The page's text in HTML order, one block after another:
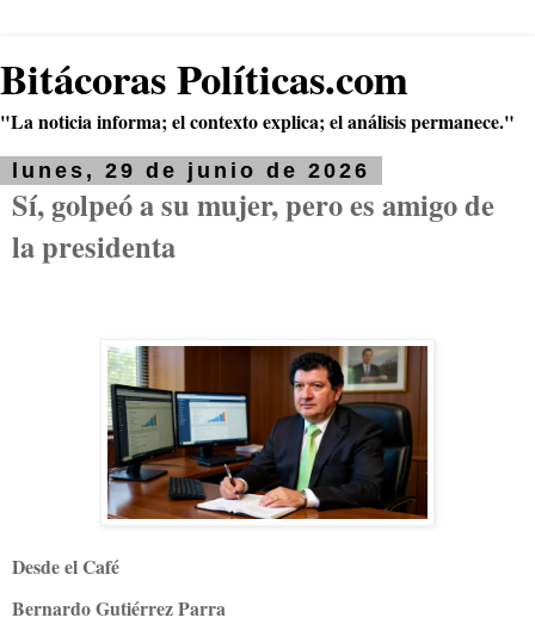
Bitácoras Políticas.com
"La noticia informa; el contexto explica; el análisis permanece."
lunes, 29 de junio de 2026
Sí, golpeó a su mujer, pero es amigo de
la presidenta
Desde el Café
Bernardo Gutiérrez Parra